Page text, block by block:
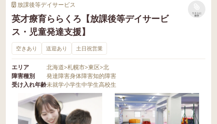
放課後等デイサービス
英才療育ららくろ【放課後等デイサービ
ス・児童発達支援】
リストに
保存
空きあり 送迎あり 土日祝営業
エリア 北海道>札幌市>東区>北
障害種別
発達障害身体障害知的障害
受け入れ年齢未就学小学生中学生高校生